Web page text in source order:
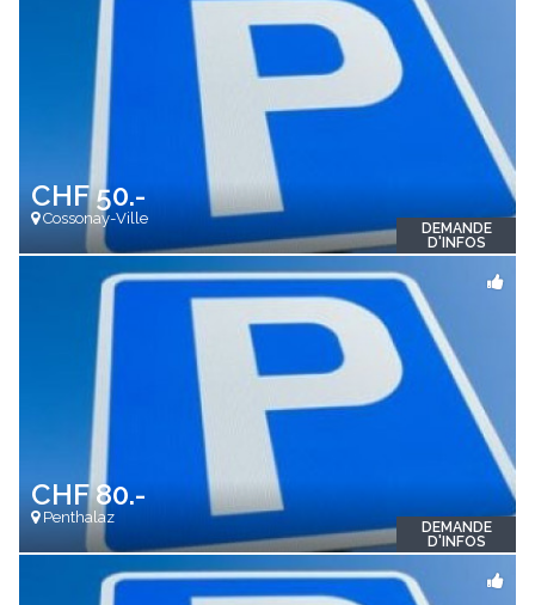
CHF 50.-
Cossonay-Ville
DEMANDE
D'INFOS
CHF 80.-
Penthalaz
DEMANDE
D'INFOS